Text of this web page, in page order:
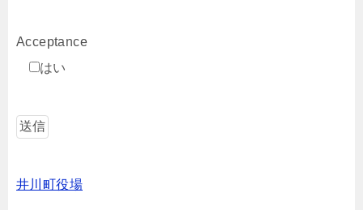
Acceptance
はい
井川町役場